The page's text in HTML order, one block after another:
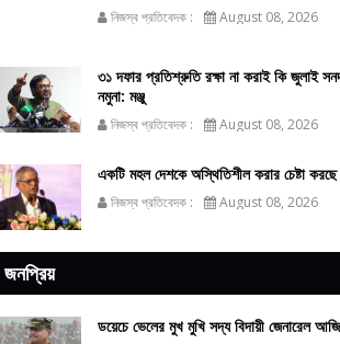
নিজস্ব প্রতিবেদক : August 08, 2026
৩১ দফার প্রতিশ্রুতি রক্ষা না করাই কি জুলাই
নমুনা: মঞ্জু
নিজস্ব প্রতিবেদক : August 08, 2026
একটি মহল দেশকে অস্থিতিশীল করার চেষ্টা
নিজস্ব প্রতিবেদক : August 08, 2026
জনপ্রিয়
ডয়েচে ভেলের মুখ মুখি সদ্য বিদায়ী জেনারেল